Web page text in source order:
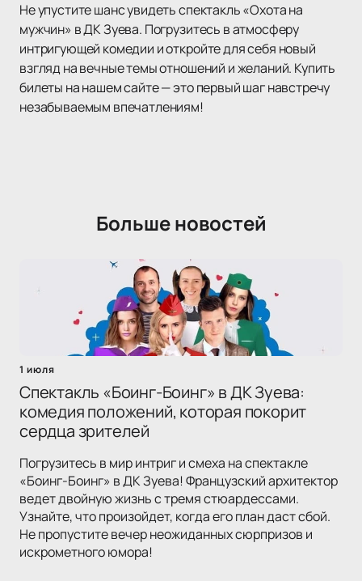
Не упустите шанс увидеть спектакль «Охота на
мужчин» в ДК Зуева. Погрузитесь в атмосферу
интригующей комедии и откройте для себя новый
взгляд на вечные темы отношений и желаний. Купить
билеты на нашем сайте — это первый шаг навстречу
незабываемым впечатлениям!
Больше новостей
1 июля
Спектакль «Боинг-Боинг» в ДК Зуева:
комедия положений, которая покорит
сердца зрителей
Погрузитесь в мир интриг и смеха на спектакле
«Боинг-Боинг» в ДК Зуева! Французский архитектор
ведет двойную жизнь с тремя стюардессами.
Узнайте, что произойдет, когда его план даст сбой.
Не пропустите вечер неожиданных сюрпризов и
искрометного юмора!